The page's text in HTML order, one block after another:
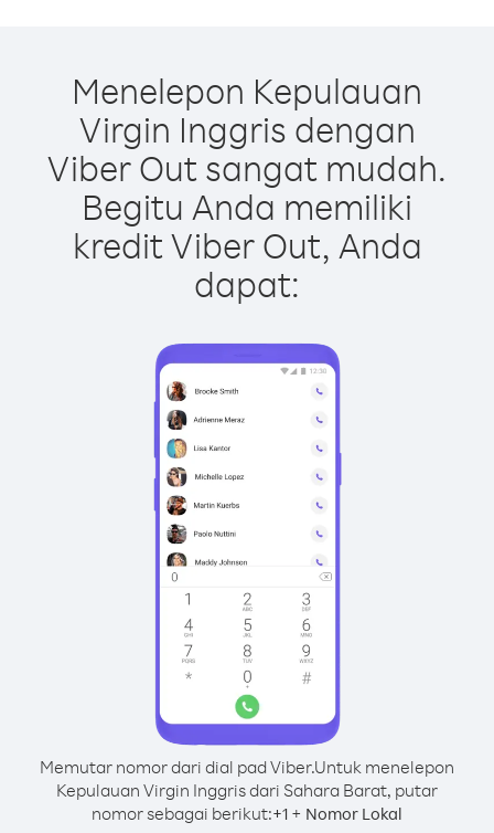
Menelepon Kepulauan
Virgin Inggris dengan
Viber Out sangat mudah.
Begitu Anda memiliki
kredit Viber Out, Anda
dapat:
Memutar nomor dari dial pad Viber.Untuk menelepon
Kepulauan Virgin Inggris dari Sahara Barat, putar
nomor sebagai berikut:+1 + Nomor Lokal